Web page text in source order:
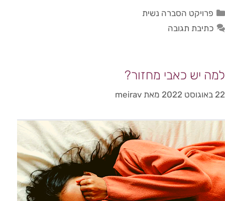
פרויקט הסברה נשית
כתיבת תגובה
למה יש כאבי מחזור?
22 באוגוסט 2022 מאת meirav